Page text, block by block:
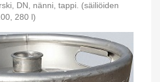
DN, nänni, tappi. (säiliöiden
280 l)